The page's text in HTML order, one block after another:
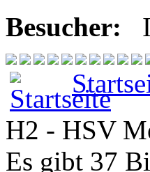
Besucher:
H2 - HSV
Es gibt 37